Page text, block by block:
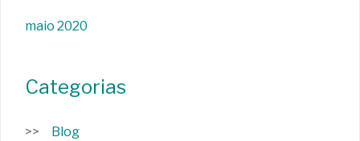
maio 2020
Categorias
Blog